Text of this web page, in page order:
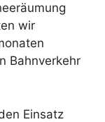
wir
Bahnverkehr
Einsatz